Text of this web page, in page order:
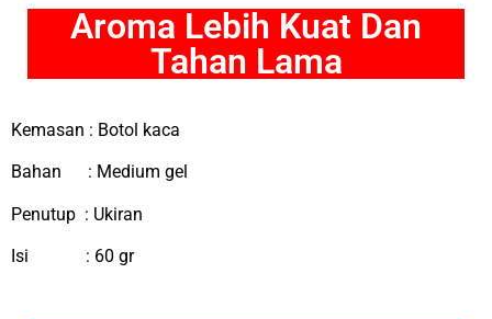
Aroma Lebih Kuat Dan
Tahan Lama
Kemasan : Botol kaca
Bahan : Medium gel
Penutup : Ukiran
Isi : 60 gr